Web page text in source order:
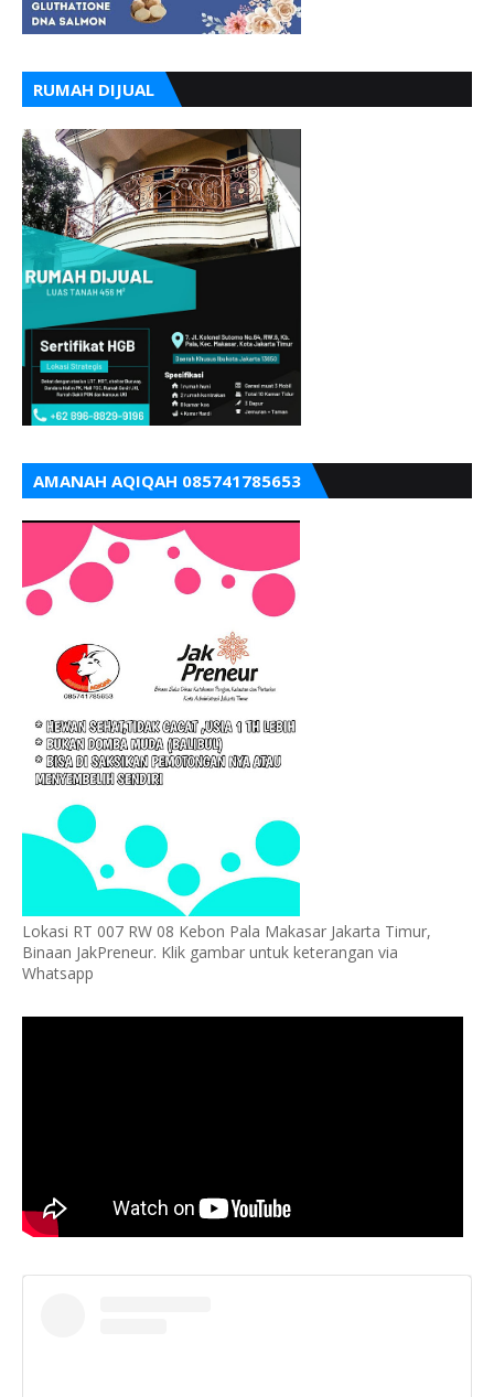
RUMAH DIJUAL
AMANAH AQIQAH 085741785653
Lokasi RT 007 RW 08 Kebon Pala Makasar Jakarta Timur,
Binaan JakPreneur. Klik gambar untuk keterangan via
Whatsapp